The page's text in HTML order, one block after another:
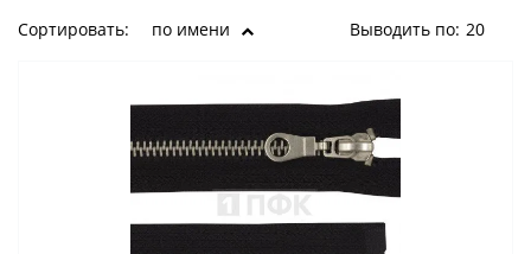
Сортировать: по имени Выводить по: 20